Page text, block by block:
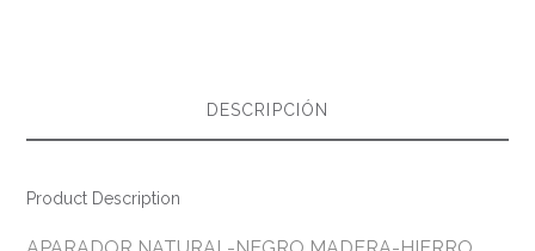
DESCRIPCIÓN
Product Description